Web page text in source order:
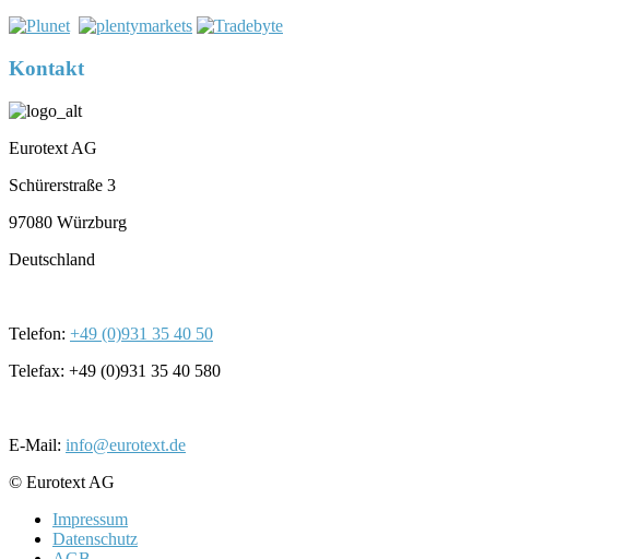
Kontakt
Eurotext AG
Schürerstraße 3
97080 Würzburg
Deutschland
Telefon: +49 (0)931 35 40 50
Telefax: +49 (0)931 35 40 580
E-Mail: info@eurotext.de
© Eurotext AG
Impressum
Datenschutz